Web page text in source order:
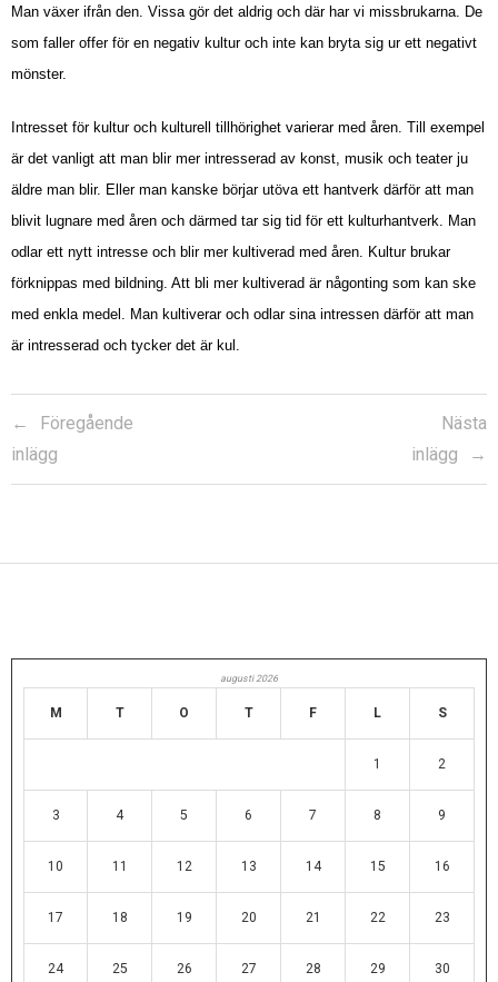
Man växer ifrån den. Vissa gör det aldrig och där har vi missbrukarna. De
som faller offer för en negativ kultur och inte kan bryta sig ur ett negativt
mönster.
Intresset för kultur och kulturell tillhörighet varierar med åren. Till exempel
är det vanligt att man blir mer intresserad av konst, musik och teater ju
äldre man blir. Eller man kanske börjar utöva ett hantverk därför att man
blivit lugnare med åren och därmed tar sig tid för ett kulturhantverk. Man
odlar ett nytt intresse och blir mer kultiverad med åren. Kultur brukar
förknippas med bildning. Att bli mer kultiverad är någonting som kan ske
med enkla medel. Man kultiverar och odlar sina intressen därför att man
är intresserad och tycker det är kul.
Föregående
inlägg
Nästa
inlägg
augusti 2026
M T O T F L S
1 2
3 4 5 6 7 8 9
10 11 12 13 14 15 16
17 18 19 20 21 22 23
24 25 26 27 28 29 30